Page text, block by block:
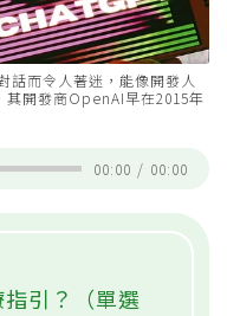
話而令人著迷，能像開發人
其開發商OpenAI早在2015年
00:00 / 00:00
引？（單選